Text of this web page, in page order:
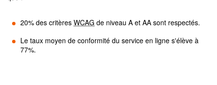
20% des critères WCAG de niveau A et AA sont respectés.
Le taux moyen de conformité du service en ligne s'élève à
77%.